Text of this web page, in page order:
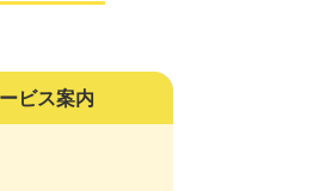
ビス案内